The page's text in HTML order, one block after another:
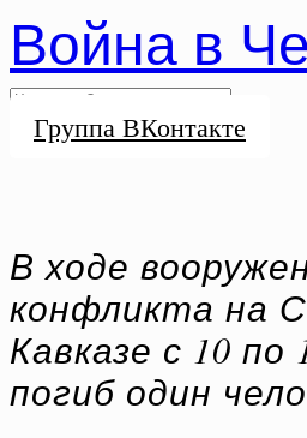
Война в
Группа ВКонтакте
В ходе
конфликта на
Кавказе с 10 по
погиб один